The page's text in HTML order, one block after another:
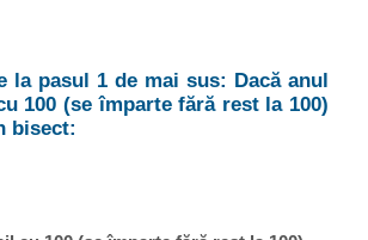
la pasul 1 de mai sus: Dacă anul
100 (se împarte fără rest la 100)
bisect: